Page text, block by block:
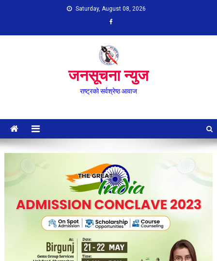
Saturday, August 08, 2026
जनसूचना न्युज
राष्ट्रको सर्वश्रेष्ठ आवाज